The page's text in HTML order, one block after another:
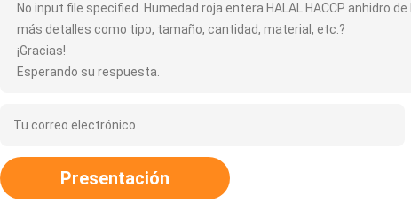
No input file specified. Humedad roja entera HALAL HACCP anhidro
más detalles como tipo, tamaño, cantidad, material, etc.?
¡Gracias!
Esperando su respuesta.
Presentación